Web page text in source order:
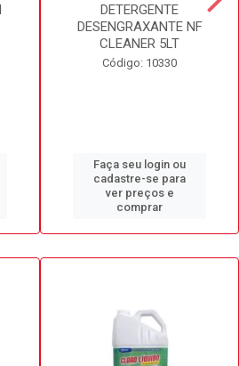
DETERGENTE
DESENGRAXANTE NF
CLEANER 5LT
Código: 10330
Faça seu login ou
cadastre-se para
ver preços e
comprar